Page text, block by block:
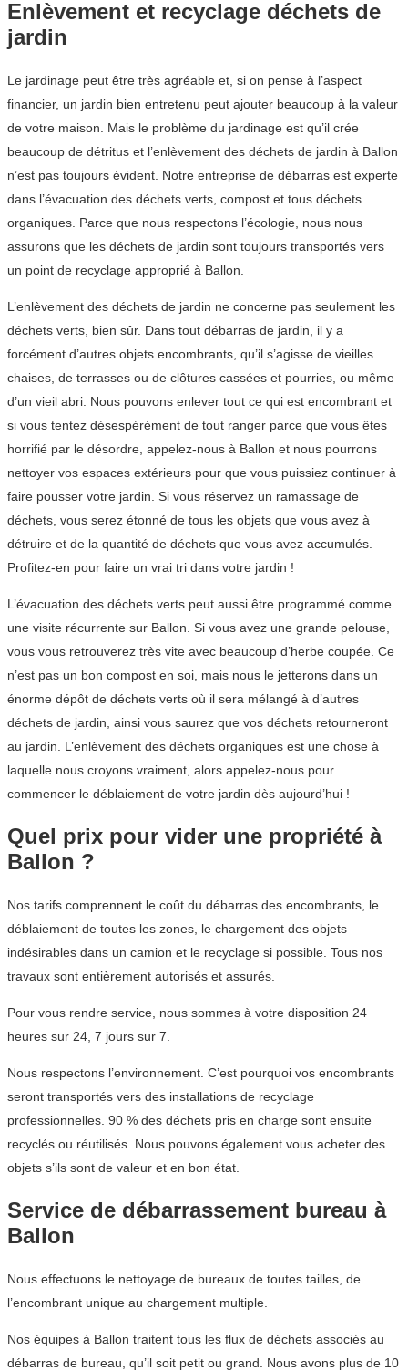
Enlèvement et recyclage déchets de
jardin
Le jardinage peut être très agréable et, si on pense à l’aspect
financier, un jardin bien entretenu peut ajouter beaucoup à la valeur
de votre maison. Mais le problème du jardinage est qu’il crée
beaucoup de détritus et l’enlèvement des déchets de jardin à Ballon
n’est pas toujours évident. Notre entreprise de débarras est experte
dans l’évacuation des déchets verts, compost et tous déchets
organiques. Parce que nous respectons l’écologie, nous nous
assurons que les déchets de jardin sont toujours transportés vers
un point de recyclage approprié à Ballon.
L’enlèvement des déchets de jardin ne concerne pas seulement les
déchets verts, bien sûr. Dans tout débarras de jardin, il y a
forcément d’autres objets encombrants, qu’il s’agisse de vieilles
chaises, de terrasses ou de clôtures cassées et pourries, ou même
d’un vieil abri. Nous pouvons enlever tout ce qui est encombrant et
si vous tentez désespérément de tout ranger parce que vous êtes
horrifié par le désordre, appelez-nous à Ballon et nous pourrons
nettoyer vos espaces extérieurs pour que vous puissiez continuer à
faire pousser votre jardin. Si vous réservez un ramassage de
déchets, vous serez étonné de tous les objets que vous avez à
détruire et de la quantité de déchets que vous avez accumulés.
Profitez-en pour faire un vrai tri dans votre jardin !
L’évacuation des déchets verts peut aussi être programmé comme
une visite récurrente sur Ballon. Si vous avez une grande pelouse,
vous vous retrouverez très vite avec beaucoup d’herbe coupée. Ce
n’est pas un bon compost en soi, mais nous le jetterons dans un
énorme dépôt de déchets verts où il sera mélangé à d’autres
déchets de jardin, ainsi vous saurez que vos déchets retourneront
au jardin. L’enlèvement des déchets organiques est une chose à
laquelle nous croyons vraiment, alors appelez-nous pour
commencer le déblaiement de votre jardin dès aujourd’hui !
Quel prix pour vider une propriété à
Ballon ?
Nos tarifs comprennent le coût du débarras des encombrants, le
déblaiement de toutes les zones, le chargement des objets
indésirables dans un camion et le recyclage si possible. Tous nos
travaux sont entièrement autorisés et assurés.
Pour vous rendre service, nous sommes à votre disposition 24
heures sur 24, 7 jours sur 7.
Nous respectons l’environnement. C’est pourquoi vos encombrants
seront transportés vers des installations de recyclage
professionnelles. 90 % des déchets pris en charge sont ensuite
recyclés ou réutilisés. Nous pouvons également vous acheter des
objets s’ils sont de valeur et en bon état.
Service de débarrassement bureau à
Ballon
Nous effectuons le nettoyage de bureaux de toutes tailles, de
l’encombrant unique au chargement multiple.
Nos équipes à Ballon traitent tous les flux de déchets associés au
débarras de bureau, qu’il soit petit ou grand. Nous avons plus de 10